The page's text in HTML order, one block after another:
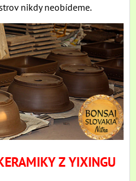
nikdy neobídeme.
Z YIXINGU